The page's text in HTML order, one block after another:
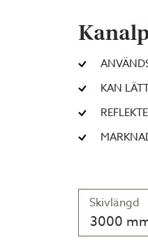
KAN
Skivlängd
3000